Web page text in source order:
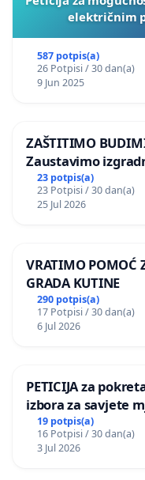
električnim
587 potpis(a)
26 Potpisi / 30 dan(a)
9 Jun 2025
ZAŠTITIMO
Zaustavimo
Vedrine na
23 potpis(a)
23 Potpisi / 30 dan(a)
25 Jul 2026
VRATIMO POMOĆ
GRADA KUTINE
290 potpis(a)
17 Potpisi / 30 dan(a)
6 Jul 2026
PETICIJA za
izbora za savjete
Bugojno
19 potpis(a)
16 Potpisi / 30 dan(a)
3 Jul 2026